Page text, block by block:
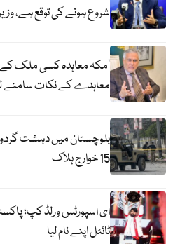
شروع ہونے کی توقع ہے،
‘مکہ معاہدہ کسی ملک کے
معاہدے کے نکات سامنے
بلوچستان میں دہشت
15 خوارج ہلاک
ٹائٹل اپنے نام لیا